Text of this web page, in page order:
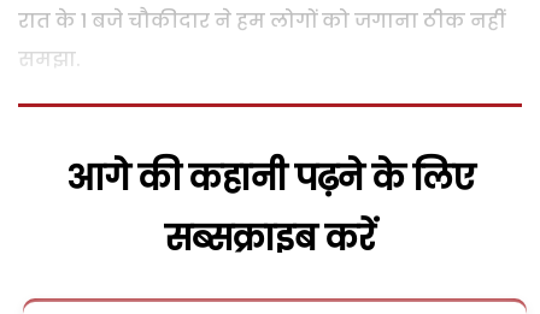
रात के 1 बजे चौकीदार ने हम लोगों को जगाना ठीक नहीं
समझा.
आगे की कहानी पढ़ने के लिए
सब्सक्राइब करें